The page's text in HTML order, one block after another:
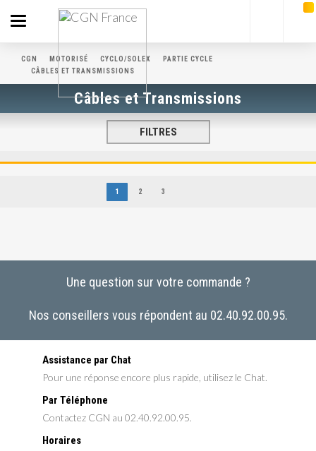
Toggle
navigation
CGN MOTORISÉ CYCLO/SOLEX
PARTIE CYCLE
CÂBLES ET TRANSMISSIONS
Câbles et Transmissions
FILTRES
1 2 3
Une question sur votre commande ?
Nos conseillers vous répondent au 02.40.92.00.95.
Assistance par Chat
Pour une réponse encore plus rapide, utilisez le Chat.
Par Téléphone
Contactez CGN au 02.40.92.00.95.
Horaires